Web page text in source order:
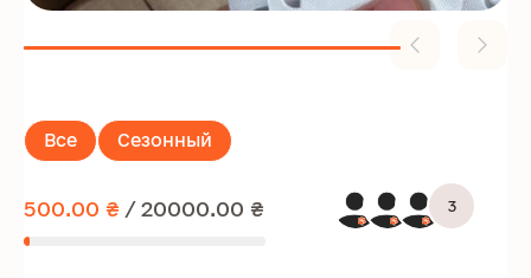
Все Сезонный
500.00 ₴ / 20000.00 ₴ 3